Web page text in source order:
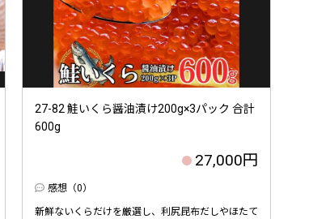
27-82 鮭いくら醤油漬け200g×3パック 合計
600g
27,000円
感想（0）
新鮮ないくらだけを厳選し、利尻昆布だしやほたて